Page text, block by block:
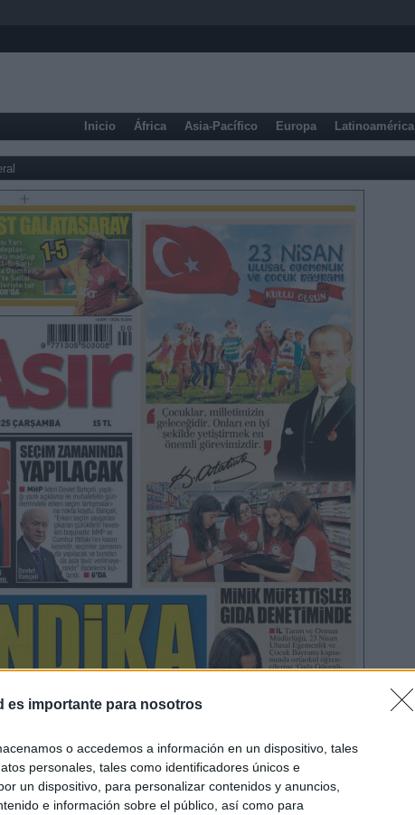
es importante para nosotros
o accedemos a información en un dispositivo, tales
personales, tales como identificadores únicos e
un dispositivo, para personalizar contenidos y anuncios,
e información sobre el público, así como para
Inicio África Asia-Pacífico Europa Latinoamérica